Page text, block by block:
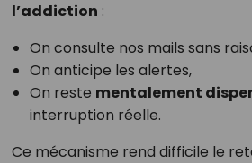
l’addiction :
On consulte nos mails sans
On anticipe les alertes,
On reste mentalement
interruption réelle.
Ce mécanisme rend difficile le